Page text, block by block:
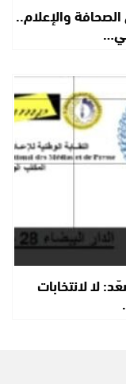
والإعلام..
لا لانتخابات